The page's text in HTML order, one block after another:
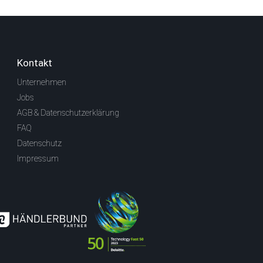
Kontakt
Unternehmen
Jobs
AGB & Datenschutzerklärung
FAQ
Datenschutz
Impressum